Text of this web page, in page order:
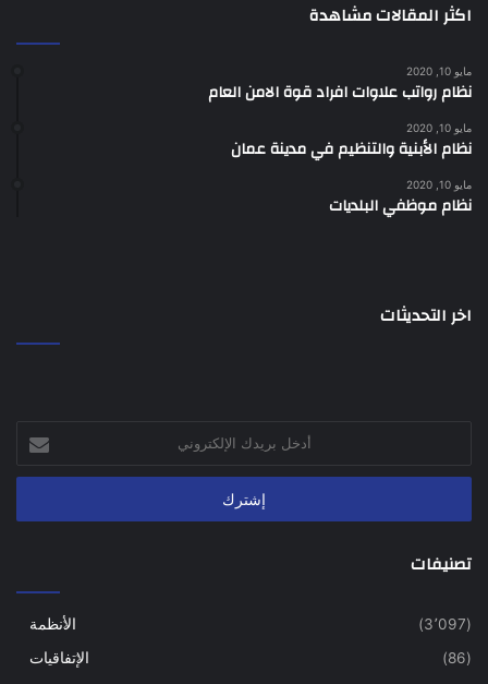
اكثر المقالات مشاهدة
مايو 10, 2020
نظام رواتب علاوات افراد قوة الامن العام
مايو 10, 2020
نظام الأبنية والتنظيم في مدينة عمان
مايو 10, 2020
نظام موظفي البلديات
اخر التحديثات
الإلكتروني
تصنيفات
الأنظمة
(3٬097)
الإتفاقيات
(86)